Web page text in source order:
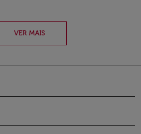
VER MAIS